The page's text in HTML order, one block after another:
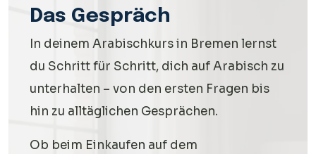
Das Gespräch
In deinem Arabischkurs in Bremen lernst
du Schritt für Schritt, dich auf Arabisch zu
unterhalten – von den ersten Fragen bis
hin zu alltäglichen Gesprächen.
Ob beim Einkaufen auf dem